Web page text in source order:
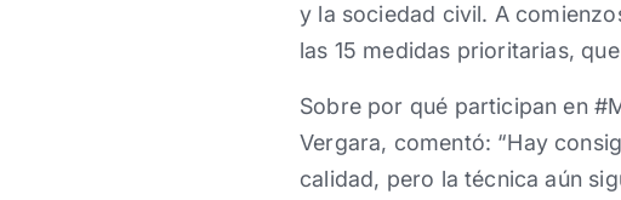
y la sociedad civil. A
las 15 medidas prioritarias,
Sobre por qué participan en
Vergara, comentó: “Hay
calidad, pero la técnica aún